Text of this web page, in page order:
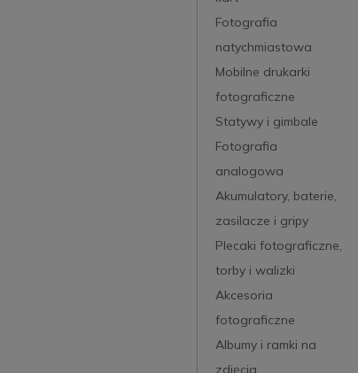
Fotografia
natychmiastowa
Mobilne drukarki
fotograficzne
Statywy i gimbale
Fotografia
analogowa
Akumulatory, baterie,
zasilacze i gripy
Plecaki fotograficzne,
torby i walizki
Akcesoria
fotograficzne
Albumy i ramki na
zdjęcia